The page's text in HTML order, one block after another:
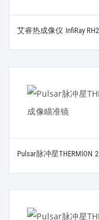
艾睿热成像仪 InfiRay
Pulsar脉冲星THERMION